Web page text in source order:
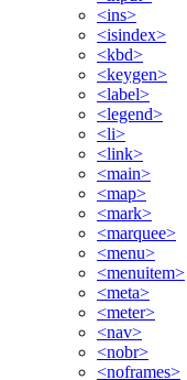
<ins>
<isindex>
<kbd>
<keygen>
<label>
<legend>
<li>
<link>
<main>
<map>
<mark>
<marquee>
<menu>
<menuitem>
<meta>
<meter>
<nav>
<nobr>
<noframes>